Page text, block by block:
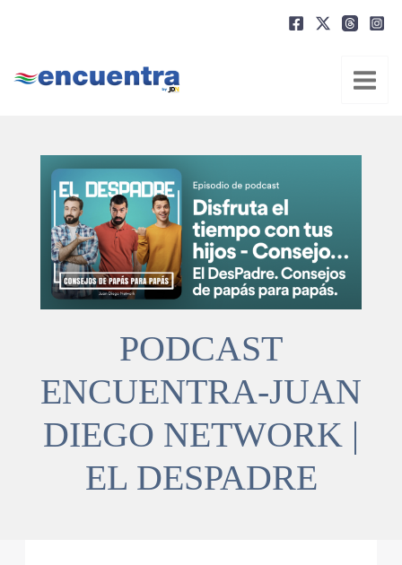
PODCAST
ENCUENTRA-JUAN
DIEGO NETWORK |
EL DESPADRE